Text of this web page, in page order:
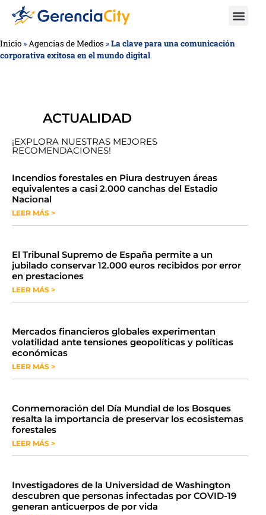
Inicio »Agencias de Medios »La clave para una comunicación
corporativa exitosa en el mundo digital
ACTUALIDAD
¡EXPLORA NUESTRAS MEJORES
RECOMENDACIONES!
​​​​Incendios forestales en Piura destruyen áreas
equivalentes a casi 2.000 canchas del Estadio
Nacional
LEER MÁS >
​El Tribunal Supremo de España permite a un
jubilado conservar 12.000 euros recibidos por error
en prestaciones
LEER MÁS >
Mercados financieros globales experimentan
volatilidad ante tensiones geopolíticas y políticas
económicas
LEER MÁS >
Conmemoración del Día Mundial de los Bosques
resalta la importancia de preservar los ecosistemas
forestales
LEER MÁS >
Investigadores de la Universidad de Washington
descubren que personas infectadas por COVID-19
generan anticuerpos de por vida